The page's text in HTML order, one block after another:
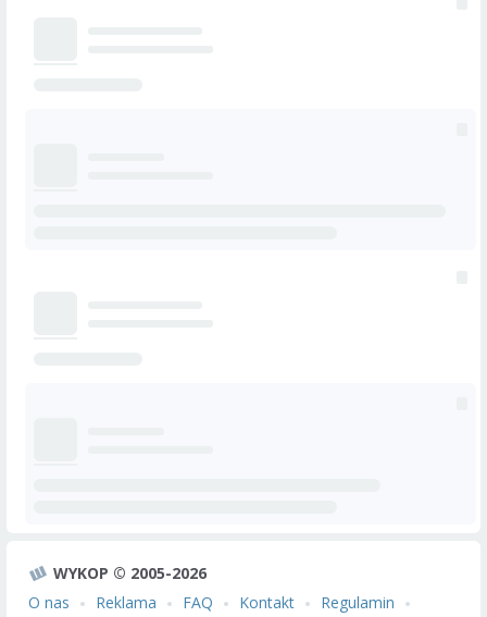
WYKOP © 2005-2026
O nas
Reklama FAQ Kontakt
Regulamin